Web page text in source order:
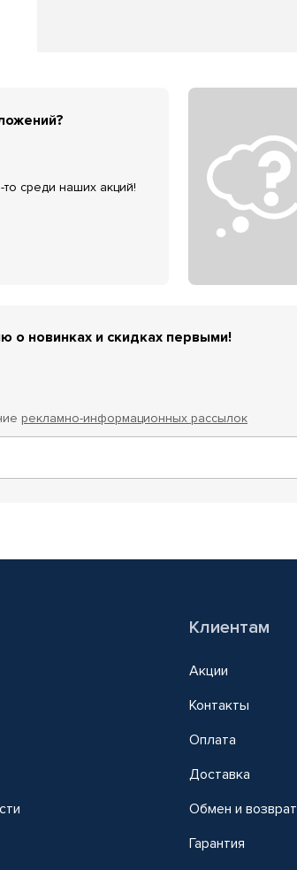
среди наших акций!
о новинках и скидках первыми!
рекламно-информационных рассылок
Клиентам
Акции
Контакты
Оплата
Доставка
Обмен и возврат
Гарантия